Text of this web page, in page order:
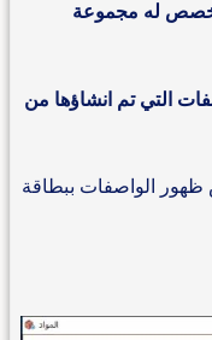
له مجموعة
التي تم انشاؤها من
ظهور الواصفات ببطاقة